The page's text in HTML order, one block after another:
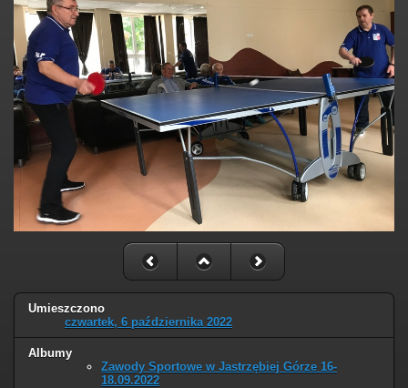
Umieszczono
czwartek, 6 października 2022
Albumy
Zawody Sportowe w Jastrzębiej Górze 16-
18.09.2022